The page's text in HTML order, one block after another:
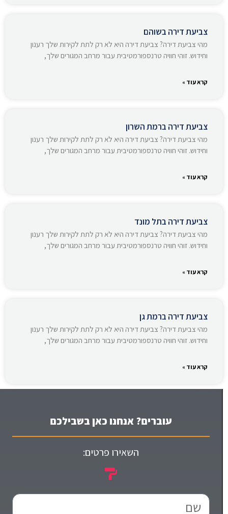
צביעת דירה בשוהם
מהי צביעת דירה? צביעת דירה היא לא רק לתת לקירות שלך רענון
וחידוש. זוהי חוויה טרנספורמטיבית עבור מרחב המגורים שלך,
קרא עוד »
צביעת דירה ברמת השרון
מהי צביעת דירה? צביעת דירה היא לא רק לתת לקירות שלך רענון
וחידוש. זוהי חוויה טרנספורמטיבית עבור מרחב המגורים שלך,
קרא עוד »
צביעת דירה בתל מונד
מהי צביעת דירה? צביעת דירה היא לא רק לתת לקירות שלך רענון
וחידוש. זוהי חוויה טרנספורמטיבית עבור מרחב המגורים שלך,
קרא עוד »
צביעת דירה ברמת גן
מהי צביעת דירה? צביעת דירה היא לא רק לתת לקירות שלך רענון
וחידוש. זוהי חוויה טרנספורמטיבית עבור מרחב המגורים שלך,
קרא עוד »
עוברים? אנחנו כאן בשבילכם
השאירו פרטים: